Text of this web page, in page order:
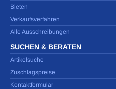
Bieten
Verkaufsverfahren
Alle Ausschreibungen
SUCHEN & BERATEN
Artikelsuche
Zuschlagspreise
Kontaktformular